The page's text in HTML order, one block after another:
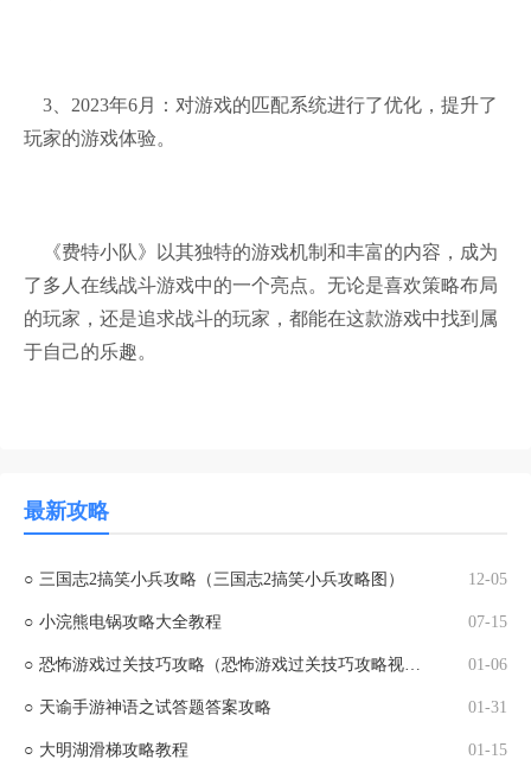
3、2023年6月：对游戏的匹配系统进行了优化，提升了
玩家的游戏体验。
《费特小队》以其独特的游戏机制和丰富的内容，成为
了多人在线战斗游戏中的一个亮点。无论是喜欢策略布局
的玩家，还是追求战斗的玩家，都能在这款游戏中找到属
于自己的乐趣。
最新攻略
○ 三国志2搞笑小兵攻略（三国志2搞笑小兵攻略图） 12-05
○ 小浣熊电锅攻略大全教程 07-15
○ 恐怖游戏过关技巧攻略（恐怖游戏过关技巧攻略视频） 01-06
○ 天谕手游神语之试答题答案攻略 01-31
○ 大明湖滑梯攻略教程 01-15